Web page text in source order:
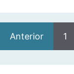
Anterior 1